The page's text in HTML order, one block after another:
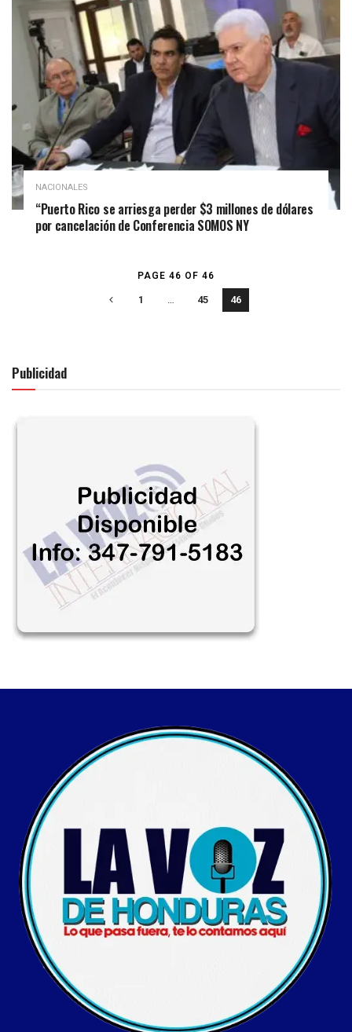
NACIONALES
“Puerto Rico se arriesga perder $3 millones de dólares
por cancelación de Conferencia SOMOS NY
PAGE 46 OF 46
1 … 45 46
Publicidad